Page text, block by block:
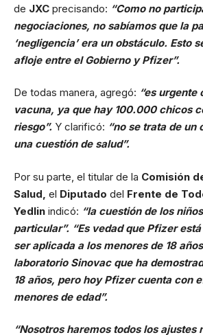
de JXC precisando: “Como no
negociaciones, no sabíamos que la
‘negligencia’ era un obstáculo. Esto
afloje entre el Gobierno y Pfizer”.
De todas manera, agregó: “es urgente
vacuna, ya que hay 100.000 chicos
riesgo”. Y clarificó: “no se trata de un
una cuestión de salud”.
Por su parte, el titular de la Comisión
Salud, el Diputado del Frente de
Yedlin indicó: “la cuestión de los
particular”. “Es vedad que Pfizer
ser aplicada a los menores de 18
laboratorio Sinovac que ha
18 años, pero hoy Pfizer cuenta con
menores de edad”.
“Nosotros haremos todos los ajustes